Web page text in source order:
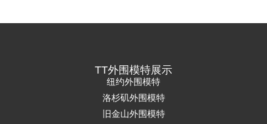
TT外围模特展示
纽约外围模特
洛杉矶外围模特
旧金山外围模特